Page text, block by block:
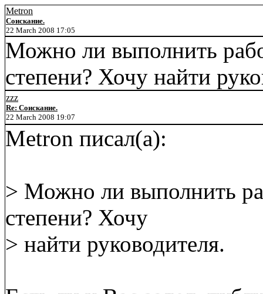
Metron
Соискание.
22 March 2008 17:05
Можно ли выполнить
степени? Хочу найти
zzz
Re: Соискание.
22 March 2008 19:07
Metron писал(а):
> Можно ли выполнить
степени? Хочу
> найти руководителя.